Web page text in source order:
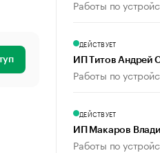
Работы по
ДЕЙСТВУЕТ
ИП Титов Андрей
Работы по
ДЕЙСТВУЕТ
ИП Макаров
Работы по